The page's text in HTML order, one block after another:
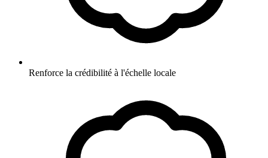
Renforce la crédibilité à l'échelle locale